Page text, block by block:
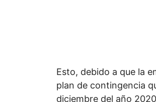
Esto, debido a que la
plan de contingencia
diciembre del año